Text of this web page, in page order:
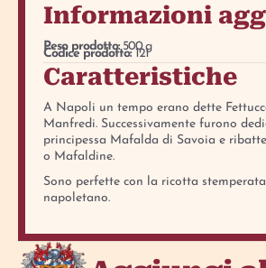
Informazioni
Peso prodotto:500 g
Codice prodotto:121
Caratteristiche
A Napoli un tempo erano dette
Manfredi. Successivamente furono
principessa Mafalda di Savoia e
o Mafaldine.
Sono perfette con la ricotta
napoletano.